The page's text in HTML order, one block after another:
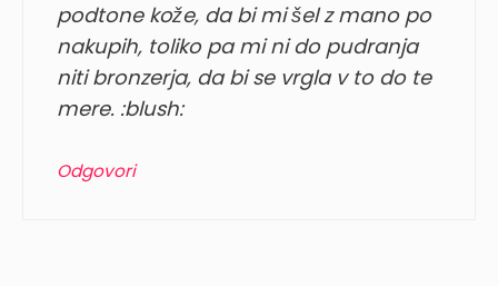
podtone kože, da bi mi šel z mano po
nakupih, toliko pa mi ni do pudranja
niti bronzerja, da bi se vrgla v to do te
mere. :blush:
Odgovori